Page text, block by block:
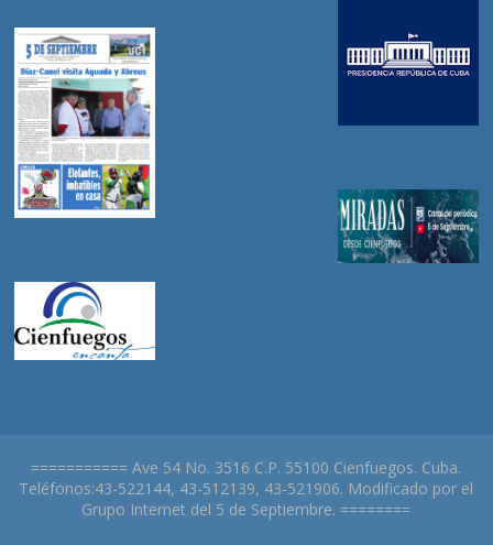
=========== Ave 54 No. 3516 C.P. 55100 Cienfuegos. Cuba.
Teléfonos:43-522144, 43-512139, 43-521906. Modificado por el
Grupo Internet del 5 de Septiembre. ========